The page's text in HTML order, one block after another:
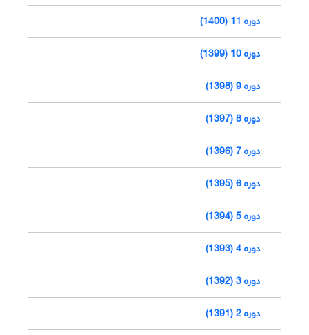
دوره 11 (1400)
دوره 10 (1399)
دوره 9 (1398)
دوره 8 (1397)
دوره 7 (1396)
دوره 6 (1395)
دوره 5 (1394)
دوره 4 (1393)
دوره 3 (1392)
دوره 2 (1391)